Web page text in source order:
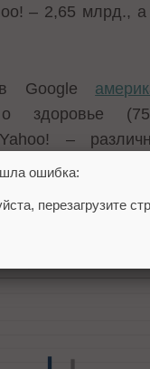
– 2,65 млрд.,
Google
здоровье
–
Bing –
ошибка:
перезагрузите